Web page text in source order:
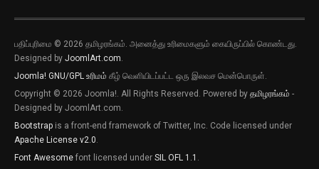
பதிப்புரிமை © 2026 தமிழரங்கம். அனைத்து உரிமைகளும் கையிருப்பில் கொண்டது.
Designed by JoomlArt.com.
Joomla! GNU/GPL உரிமம் கீழ் வெளியிடப்பட்ட ஒரு இலவச மென்பொருள்.
Copyright © 2026 Joomla!. All Rights Reserved. Powered by தமிழரங்கம் -
Designed by JoomlArt.com.
Bootstrap is a front-end framework of Twitter, Inc. Code licensed under
Apache License v2.0.
Font Awesome font licensed under SIL OFL 1.1 .